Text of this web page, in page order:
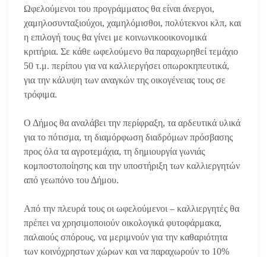
Ωφελούμενοι του προγράμματος θα είναι άνεργοι,
χαμηλοσυνταξιούχοι, χαμηλόμισθοι, πολύτεκνοι κλπ, και
η επιλογή τους θα γίνει με κοινωνικοοικονομικά
κριτήρια. Σε κάθε ωφελούμενο θα παραχωρηθεί τεμάχιο
50 τ.μ. περίπου για να καλλιεργήσει οπωροκηπευτικά,
για την κάλυψη των αναγκών της οικογένειας τους σε
τρόφιμα.
Ο Δήμος θα αναλάβει την περίφραξη, τα αρδευτικά υλικά
για το πότισμα, τη διαμόρφωση διαδρόμων πρόσβασης
προς όλα τα αγροτεμάχια, τη δημιουργία γωνιάς
κομποστοποίησης και την υποστήριξη των καλλιεργητών
από γεωπόνο του Δήμου.
Από την πλευρά τους οι ωφελούμενοι – καλλιεργητές θα
πρέπει να χρησιμοποιούν οικολογικά φυτοφάρμακα,
παλαιούς σπόρους, να μεριμνούν για την καθαριότητα
των κοινόχρηστων χώρων και να παραχωρούν το 10%